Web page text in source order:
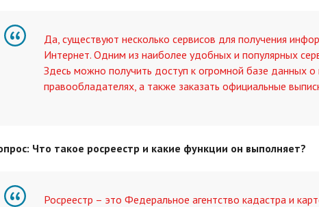
Да, существуют несколько сервисов для получения
Интернет. Одним из наиболее удобных и популярных
Здесь можно получить доступ к огромной базе данных
правообладателях, а также заказать официальные
Что такое росреестр и какие функции он выполняет?
Росреестр – это Федеральное агентство кадастра и